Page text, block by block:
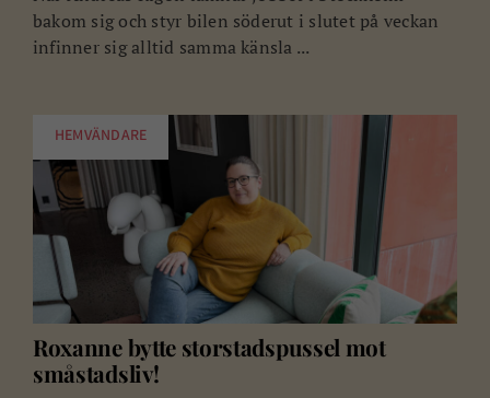
bakom sig och styr bilen söderut i slutet på veckan
infinner sig alltid samma känsla ...
HEMVÄNDARE
Roxanne bytte storstadspussel mot
småstadsliv!